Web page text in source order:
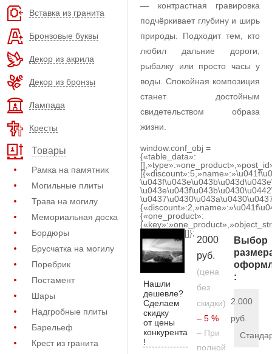
Вставка из гранита
Бронзовые буквы
Декор из акрила
Декор из бронзы
Лампада
Кресты
Товары
Рамка на памятник
Могильные плиты
Трава на могилу
Мемориальная доска
Бордюры
Брусчатка на могилу
Поребрик
Постамент
Шары
Надгробные плиты
Барельеф
Крест из гранита
— контрастная гравировка
подчёркивает глубину и ширь
природы. Подходит тем, кто
любил дальние дороги,
рыбалку или просто часы у
воды. Спокойная композиция
станет достойным
свидетельством образа
жизни.
window.conf_obj =
{«table_data»:
{«one_product»:
[]};
Нашли
дешевле?
Сделаем
скидку
от цены
конкурента
!
2000
руб.
(цена
без
скидки)
– 5 %
– При
полной
Выбор
:
2.000
руб.